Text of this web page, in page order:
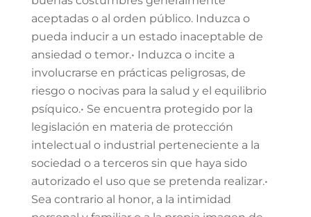
aceptadas o al orden público. Induzca o
pueda inducir a un estado inaceptable de
ansiedad o temor.• Induzca o incite a
involucrarse en prácticas peligrosas, de
riesgo o nocivas para la salud y el equilibrio
psíquico.• Se encuentra protegido por la
legislación en materia de protección
intelectual o industrial perteneciente a la
sociedad o a terceros sin que haya sido
autorizado el uso que se pretenda realizar.•
Sea contrario al honor, a la intimidad